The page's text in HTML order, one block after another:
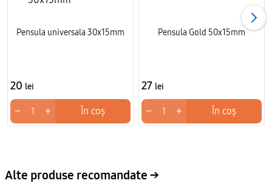
Pensula universala 30x15mm
20 lei
− + În coș
Pensula Gold 50x15mm
27 lei
− + În coș
Alte produse recomandate →